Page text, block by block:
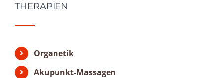
THERAPIEN
Organetik
Akupunkt-Massagen